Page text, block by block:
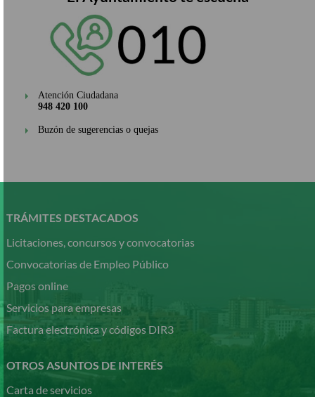
Atención Ciudadana
948 420 100
Buzón de sugerencias o quejas
contenido
TRÁMITES DESTACADOS
Licitaciones, concursos y convocatorias
Convocatorias de Empleo Público
Pagos online
Servicios para empresas
Factura electrónica y códigos DIR3
OTROS ASUNTOS DE INTERÉS
Carta de servicios